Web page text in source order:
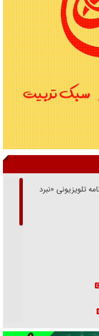
تلویزیونی «نبرد